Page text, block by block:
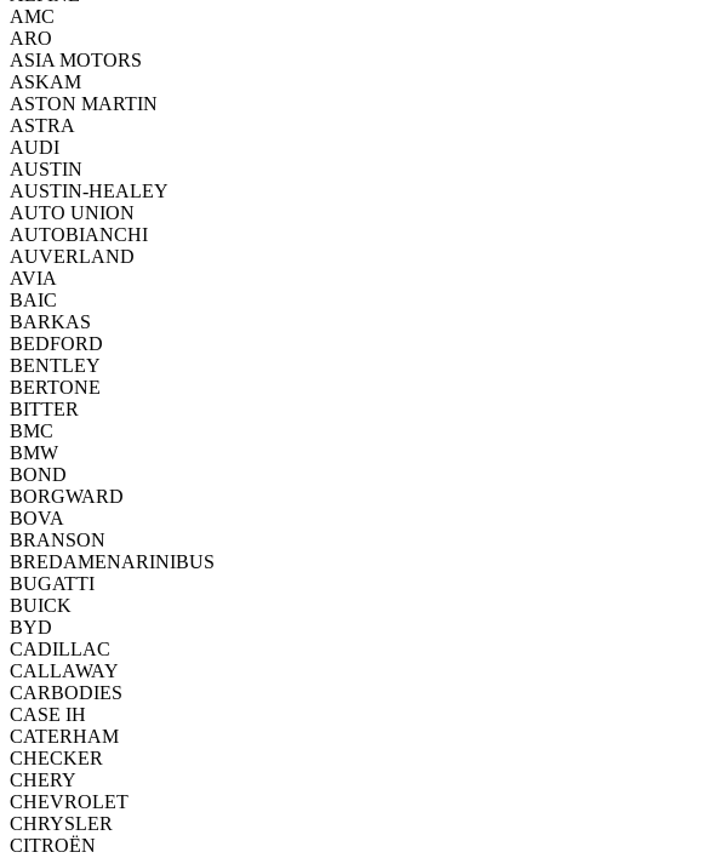
AMC
ARO
ASIA MOTORS
ASKAM
ASTON MARTIN
ASTRA
AUDI
AUSTIN
AUSTIN-HEALEY
AUTO UNION
AUTOBIANCHI
AUVERLAND
AVIA
BAIC
BARKAS
BEDFORD
BENTLEY
BERTONE
BITTER
BMC
BMW
BOND
BORGWARD
BOVA
BRANSON
BREDAMENARINIBUS
BUGATTI
BUICK
BYD
CADILLAC
CALLAWAY
CARBODIES
CASE IH
CATERHAM
CHECKER
CHERY
CHEVROLET
CHRYSLER
CITROËN